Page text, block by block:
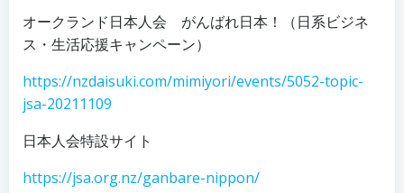
オークランド日本人会 がんばれ日本！（日系ビジネ
ス・生活応援キャンペーン）
https://nzdaisuki.com/mimiyori/events/5052-topic-
jsa-20211109
日本人会特設サイト
https://jsa.org.nz/ganbare-nippon/